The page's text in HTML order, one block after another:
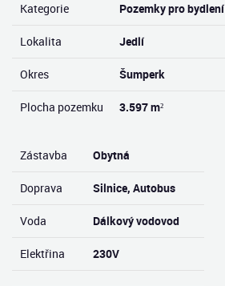
Kategorie Pozemky pro bydlení
Lokalita Jedlí
Okres Šumperk
Plocha pozemku 3.597 m²
Zástavba Obytná
Doprava Silnice, Autobus
Voda Dálkový vodovod
Elektřina 230V